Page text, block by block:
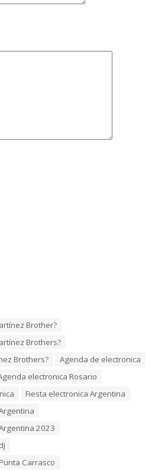
Brother?
Brothers?
Brothers?
Agenda de electronica
electronica Rosario
Fiesta electronica Argentina
2023
Carrasco